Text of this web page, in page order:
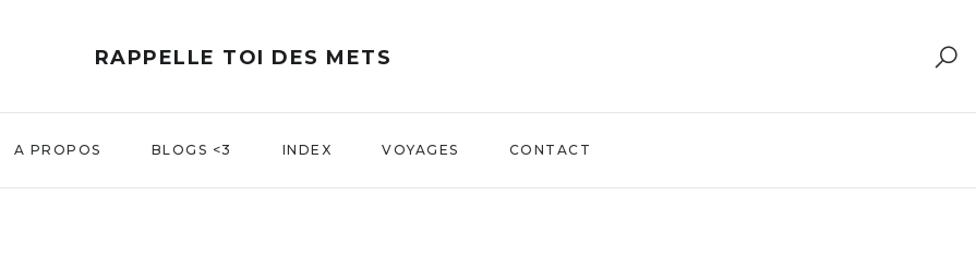
RAPPELLE TOI DES METS
A PROPOS BLOGS <3 INDEX VOYAGES CONTACT